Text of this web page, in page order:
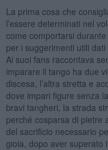
La prima cosa che
l’essere determinati nel
come comportarsi
per i suggerimenti utili
Ai suoi fans raccontava
imparare il tango ha due
discesa, l’altra stretta e
dove impari figure senza
bravi tangheri, la strada
perché cosparsa di pietre
del sacrificio necessario
gioia, dopo aver superato